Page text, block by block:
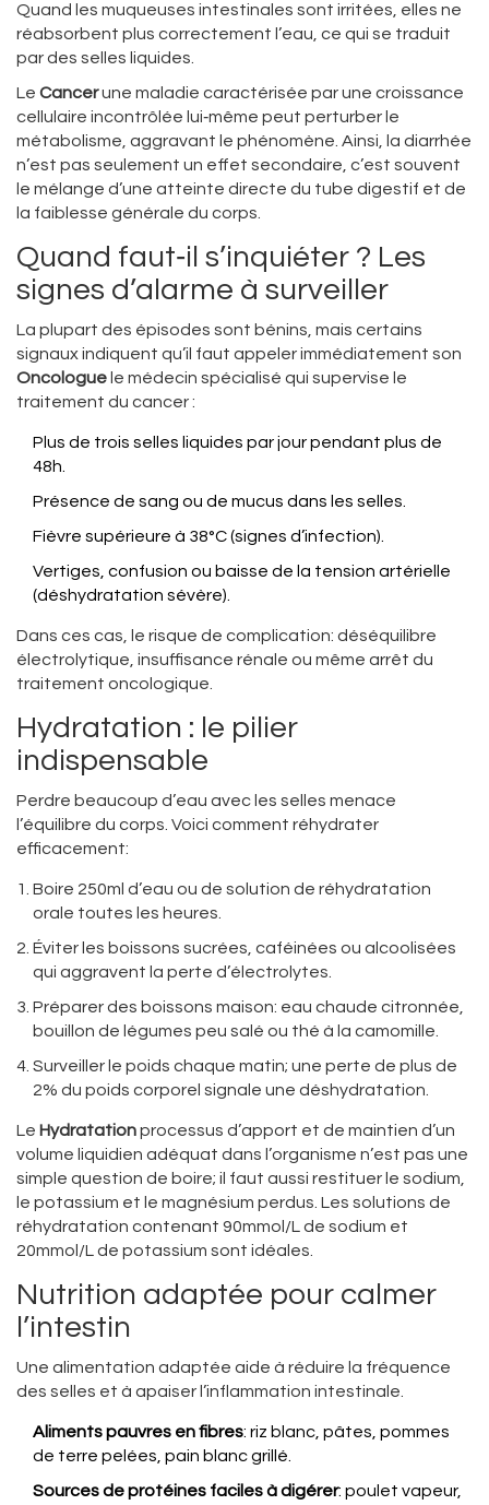
Quand les muqueuses intestinales sont irritées, elles ne
réabsorbent plus correctement l’eau, ce qui se traduit
par des selles liquides.
Le Cancerune maladie caractérisée par une croissance
cellulaire incontrôlée lui‑même peut perturber le
métabolisme, aggravant le phénomène. Ainsi, la diarrhée
n’est pas seulement un effet secondaire, c’est souvent
le mélange d’une atteinte directe du tube digestif et de
la faiblesse générale du corps.
Quand faut‑il s’inquiéter ? Les
signes d’alarme à surveiller
La plupart des épisodes sont bénins, mais certains
signaux indiquent qu’il faut appeler immédiatement son
Oncologue le médecin spécialisé qui supervise le
traitement du cancer:
Plus de trois selles liquides par jour pendant plus de
48h.
Présence de sang ou de mucus dans les selles.
Fièvre supérieure à 38°C (signes d’infection).
Vertiges, confusion ou baisse de la tension artérielle
(déshydratation sévère).
Dans ces cas, le risque de complication: déséquilibre
électrolytique, insuffisance rénale ou même arrêt du
traitement oncologique.
Hydratation : le pilier
indispensable
Perdre beaucoup d’eau avec les selles menace
l’équilibre du corps. Voici comment réhydrater
efficacement:
Boire 250ml d’eau ou de solution de réhydratation
orale toutes les heures.
Éviter les boissons sucrées, caféinées ou alcoolisées
qui aggravent la perte d’électrolytes.
Préparer des boissons maison: eau chaude citronnée,
bouillon de légumes peu salé ou thé à la camomille.
Surveiller le poids chaque matin; une perte de plus de
2% du poids corporel signale une déshydratation.
Le Hydratationprocessus d’apport et de maintien d’un
volume liquidien adéquat dans l’organisme n’est pas une
simple question de boire; il faut aussi restituer le sodium,
le potassium et le magnésium perdus. Les solutions de
réhydratation contenant 90mmol/L de sodium et
20mmol/L de potassium sont idéales.
Nutrition adaptée pour calmer
l’intestin
Une alimentation adaptée aide à réduire la fréquence
des selles et à apaiser l’inflammation intestinale.
Aliments pauvres en fibres: riz blanc, pâtes, pommes
de terre pelées, pain blanc grillé.
Sources de protéines faciles à digérer: poulet vapeur,